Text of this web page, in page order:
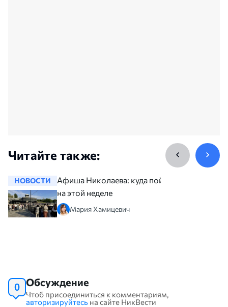
Читайте также:
НОВОСТИ
Афиша Николаева: куда пойти
на этой неделе
Мария Хамицевич
0 Обсуждение
Чтоб присоединиться к комментариям,
авторизируйтесь на сайте НикВести